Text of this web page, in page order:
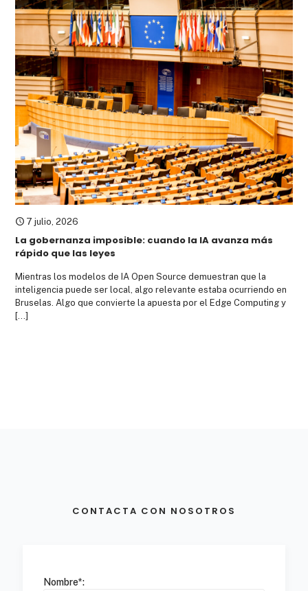
7 julio, 2026
La gobernanza imposible: cuando la IA avanza más
rápido que las leyes
Mientras los modelos de IA Open Source demuestran que la
inteligencia puede ser local, algo relevante estaba ocurriendo en
Bruselas. Algo que convierte la apuesta por el Edge Computing y
[…]
CONTACTA CON NOSOTROS
Nombre*: